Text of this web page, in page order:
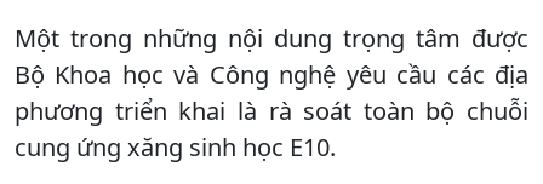
Một trong những nội dung trọng tâm được
Bộ Khoa học và Công nghệ yêu cầu các địa
phương triển khai là rà soát toàn bộ chuỗi
cung ứng xăng sinh học E10.